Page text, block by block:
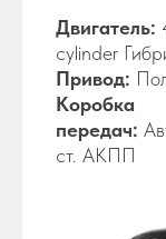
Двигатель:
cylinder
Привод:
Коробка
передач:
ст. АКПП